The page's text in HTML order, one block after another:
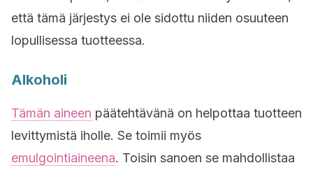
että tämä järjestys ei ole sidottu niiden osuuteen
lopullisessa tuotteessa.
Alkoholi
Tämän aineen päätehtävänä on helpottaa tuotteen
levittymistä iholle. Se toimii myös
emulgointiaineena. Toisin sanoen se mahdollistaa